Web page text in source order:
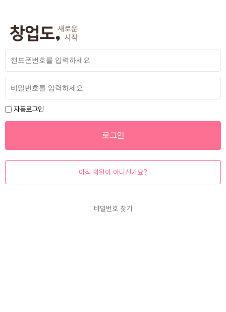
자동로그인
아직 회원이 아니신가요?
비밀번호 찾기